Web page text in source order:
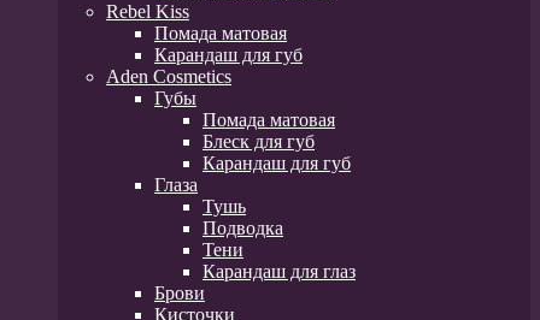
Rebel Kiss
Помада матовая
Карандаш для губ
Aden Cosmetics
Губы
Помада матовая
Блеск для губ
Карандаш для губ
Глаза
Тушь
Подводка
Тени
Карандаш для глаз
Брови
Кисточки